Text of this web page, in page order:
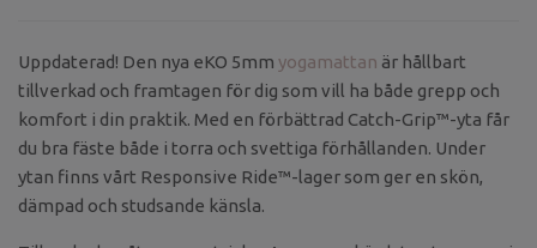
Uppdaterad! Den nya eKO 5mm yogamattan är hållbart
tillverkad och framtagen för dig som vill ha både grepp och
komfort i din praktik. Med en förbättrad Catch-Grip™-yta får
du bra fäste både i torra och svettiga förhållanden. Under
ytan finns vårt Responsive Ride™-lager som ger en skön,
dämpad och studsande känsla.